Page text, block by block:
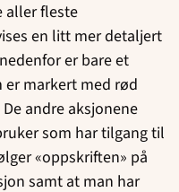
aller fleste
en litt mer detaljert
er bare et
er markert med rød
andre aksjonene
som har tilgang til
«oppskriften» på
samt at man har